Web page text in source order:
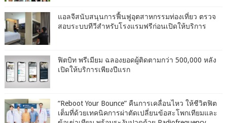
แอลจีสนับสนุนการฟื้นฟูอุตสาหกรรมท่องเที่ยว ตรวจ
สอบระบบทีวีสำหรับโรงแรมฟรีก่อนเปิดให้บริการ
ฟิตบิท พรีเมียม ฉลองยอดผู้ติดตามกว่า 500,000 หลัง
เปิดให้บริการเพียงปีแรก
“Reboot Your Bounce” คืนการเคลื่อนไหว ให้ชีวิตฟิต
เต็มที่ด้วยเทคนิคการผ่าตัดเปลี่ยนข้อสะโพกเทียมและ